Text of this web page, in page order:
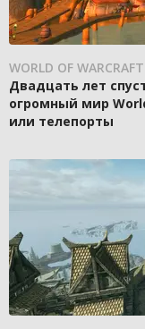
WORLD OF WARCRAFT
Двадцать лет
огромный мир
или телепорты